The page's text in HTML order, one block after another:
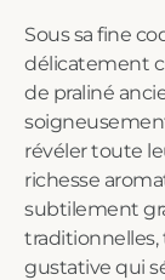
Sous sa fine
délicatement
de praliné
révéler toute
richesse
subtilement
gustative qui